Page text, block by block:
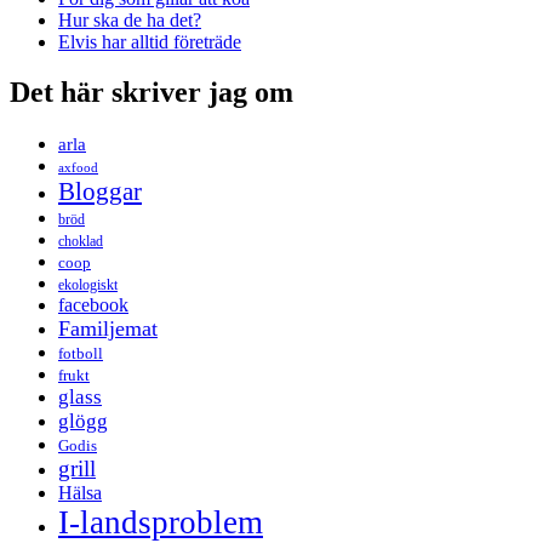
Hur ska de ha det?
Elvis har alltid företräde
Det här skriver jag om
arla
axfood
Bloggar
bröd
choklad
coop
ekologiskt
facebook
Familjemat
fotboll
frukt
glass
glögg
Godis
grill
Hälsa
I-landsproblem